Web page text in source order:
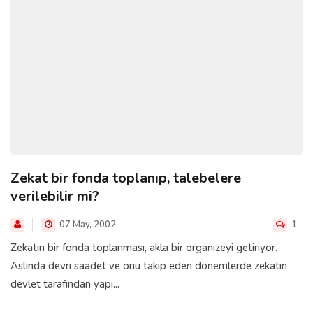
Zekat bir fonda toplanıp, talebelere
verilebilir mi?
07 May, 2002 1
Zekatın bir fonda toplanması, akla bir organizeyi getiriyor.
Aslında devri saadet ve onu takip eden dönemlerde zekatın
devlet tarafından yapı...